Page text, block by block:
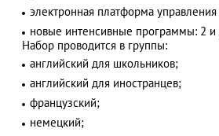
электронная платформа
новые интенсивные программы: 2 и
Набор проводится в группы:
английский для школьников;
английский для иностранцев;
французский;
немецкий;